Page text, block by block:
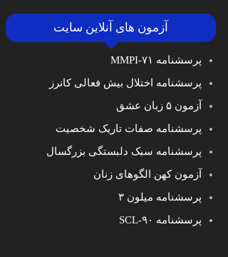
آزمون های آنلاین سایت
پرسشنامه MMPI-۷۱
پرسشنامه اختلال بیش فعالی کانرز
آزمون ۵ زبان عشق
پرسشنامه صفات تاریک شخصیت
پرسشنامه سبک دلبستگی بزرگسال
آزمون کهن الگوهای زنان
پرسشنامه میلون ۳
پرسشنامه SCL-۹۰